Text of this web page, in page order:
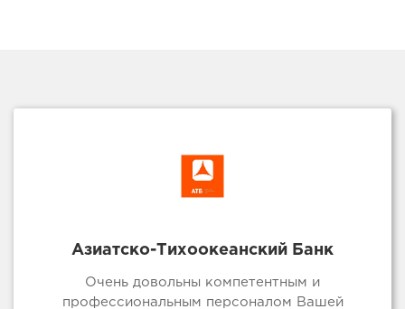
Азиатско-Тихоокеанский Банк
Очень довольны компетентным и
профессиональным персоналом Вашей